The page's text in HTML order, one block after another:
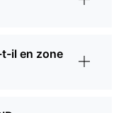
t-il en zone